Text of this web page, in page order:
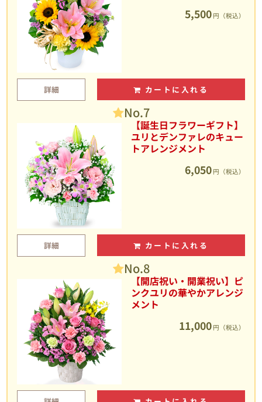
5,500 円（税込）
詳細 カートに入れる
No.7
【誕生日フラワーギフト】
ユリとデンファレのキュー
トアレンジメント
6,050 円（税込）
詳細 カートに入れる
No.8
【開店祝い・開業祝い】ピ
ンクユリの華やかアレンジ
メント
11,000 円（税込）